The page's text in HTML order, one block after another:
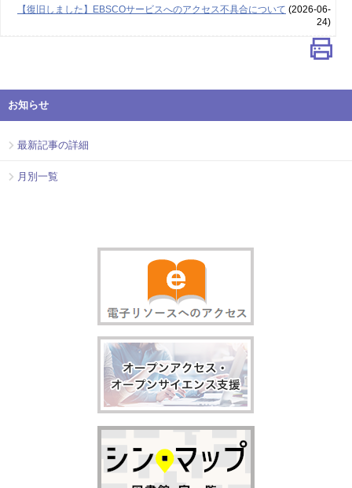
【復旧しました】EBSCOサービスへのアクセス不具合について (2026-06-
24)
お知らせ
最新記事の詳細
月別一覧